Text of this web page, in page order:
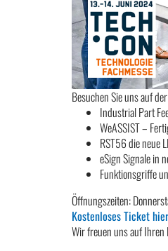
Besuchen Sie uns auf
Industrial Part
WeASSIST –
RST56 die neue
eSign Signale in
Funktionsgriffe
Öffnungszeiten:
Kostenloses Ticket
Wir freuen uns auf Ihren